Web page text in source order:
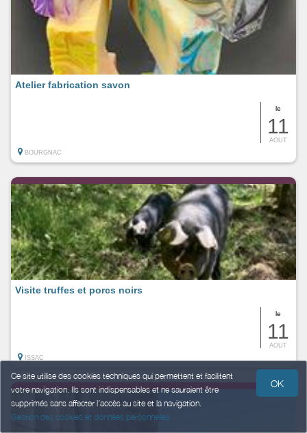
Ce site utilise des cookies techniques qui permettent et facilitent
votre navigation. Ils sont indispensables et ne sauraient être
supprimés sans affecter l’accès au site et la navigation.
Gestion des cookies et données personnelles
OK
le
11
AOUT
Atelier fabrication savon
BOURGNAC
le
11
AOUT
Visite truffes et porcs noirs
ISSAC